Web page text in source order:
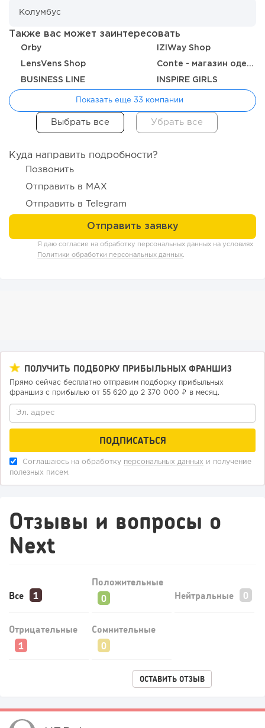
124
«Прибыль 20 млн в год, а я ездил на метро»: куда в
интернет-магазине...
46
Конференции августа 2026: лучшие мероприятия месяца
для бизнеса,...
Также вас может заинтересовать
Orby IZIWay Shop
LensVens Shop Conte - магазин одежды, белья и колготок
BUSINESS LINE INSPIRE GIRLS
Показать еще 33 компании
Куда направить подробности?
Позвонить
Отправить в MAX
Отправить в Telegram
Я даю согласие на обработку персональных данных на условиях
Политики обработки персональных данных.
ПОЛУЧИТЬ ПОДБОРКУ ПРИБЫЛЬНЫХ ФРАНШИЗ
Прямо сейчас бесплатно отправим подборку прибыльных
франшиз с прибылью от 55 620 до 2 370 000 ₽ в месяц.
Соглашаюсь на обработку персональных данных и получение
полезных писем.
Отзывы и вопросы о
Next
Все
Положительные
Нейтральные
Отрицательные Сомнительные
ОСТАВИТЬ ОТЗЫВ